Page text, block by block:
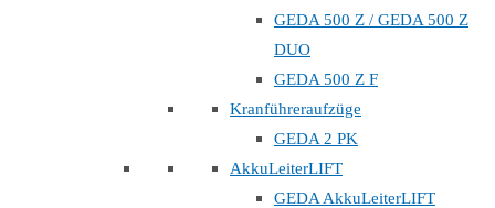
GEDA 500 Z / GEDA 500 Z
DUO
GEDA 500 Z F
Kranführeraufzüge
GEDA 2 PK
AkkuLeiterLIFT
GEDA AkkuLeiterLIFT